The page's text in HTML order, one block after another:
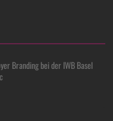
Branding bei der IWB Basel